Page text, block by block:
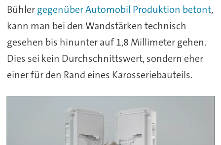
Bühlergegenüber Automobil Produktion betont,
kann man bei den Wandstärken technisch
gesehen bis hinunter auf 1,8 Millimeter gehen.
Dies sei kein Durchschnittswert, sondern eher
einer für den Rand eines Karosseriebauteils.